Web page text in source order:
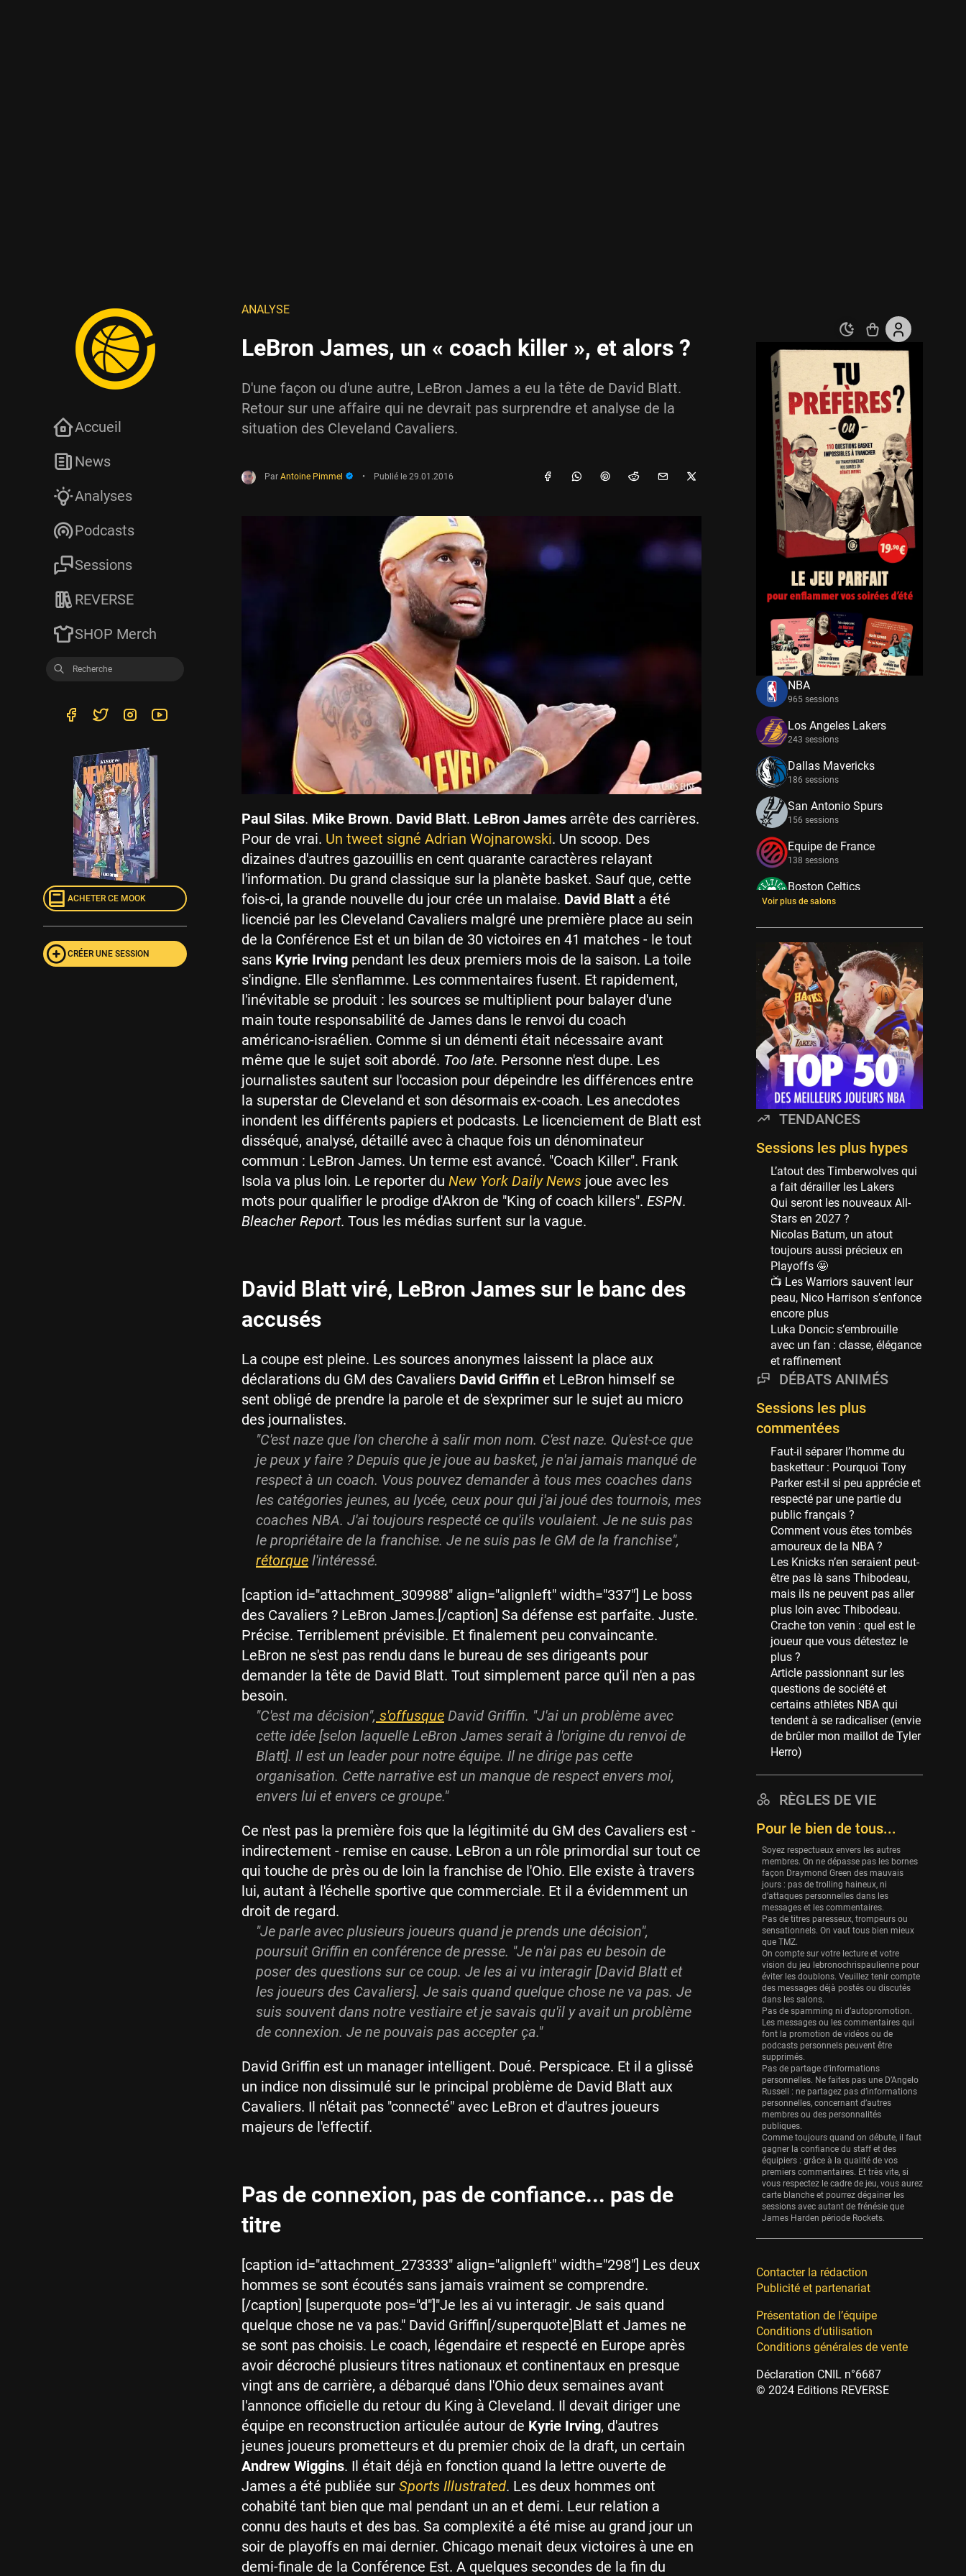
ANALYSE
LeBron James, un « coach killer », et alors ?
D'une façon ou d'une autre, LeBron James a eu la tête de David Blatt.
Retour sur une affaire qui ne devrait pas surprendre et analyse de la
situation des Cleveland Cavaliers.
Par Antoine Pimmel • Publié le 29.01.2016
Paul Silas. Mike Brown. David Blatt. LeBron James arrête des carrières.
Pour de vrai. Un tweet signé Adrian Wojnarowski. Un scoop. Des
dizaines d'autres gazouillis en cent quarante caractères relayant
l'information. Du grand classique sur la planète basket. Sauf que, cette
fois-ci, la grande nouvelle du jour crée un malaise. David Blatt a été
licencié par les Cleveland Cavaliers malgré une première place au sein
de la Conférence Est et un bilan de 30 victoires en 41 matches - le tout
sans Kyrie Irving pendant les deux premiers mois de la saison. La toile
s'indigne. Elle s'enflamme. Les commentaires fusent. Et rapidement,
l'inévitable se produit : les sources se multiplient pour balayer d'une
main toute responsabilité de James dans le renvoi du coach
américano-israélien. Comme si un démenti était nécessaire avant
même que le sujet soit abordé. Too late. Personne n'est dupe. Les
journalistes sautent sur l'occasion pour dépeindre les différences entre
la superstar de Cleveland et son désormais ex-coach. Les anecdotes
inondent les différents papiers et podcasts. Le licenciement de Blatt est
disséqué, analysé, détaillé avec à chaque fois un dénominateur
commun : LeBron James. Un terme est avancé. "Coach Killer". Frank
Isola va plus loin. Le reporter du New York Daily News joue avec les
mots pour qualifier le prodige d'Akron de "King of coach killers". ESPN.
Bleacher Report. Tous les médias surfent sur la vague.
David Blatt viré, LeBron James sur le banc des
accusés
La coupe est pleine. Les sources anonymes laissent la place aux
déclarations du GM des Cavaliers David Griffin et LeBron himself se
sent obligé de prendre la parole et de s'exprimer sur le sujet au micro
des journalistes.
"C'est naze que l'on cherche à salir mon nom. C'est naze. Qu'est-ce que
je peux y faire ? Depuis que je joue au basket, je n'ai jamais manqué de
respect à un coach. Vous pouvez demander à tous mes coaches dans
les catégories jeunes, au lycée, ceux pour qui j'ai joué des tournois, mes
coaches NBA. J'ai toujours respecté ce qu'ils voulaient. Je ne suis pas
le propriétaire de la franchise. Je ne suis pas le GM de la franchise",
rétorque l'intéressé.
[caption id="attachment_309988" align="alignleft" width="337"] Le boss
des Cavaliers ? LeBron James.[/caption] Sa défense est parfaite. Juste.
Précise. Terriblement prévisible. Et finalement peu convaincante.
LeBron ne s'est pas rendu dans le bureau de ses dirigeants pour
demander la tête de David Blatt. Tout simplement parce qu'il n'en a pas
besoin.
"C'est ma décision", s'offusque David Griffin. "J'ai un problème avec
cette idée [selon laquelle LeBron James serait à l'origine du renvoi de
Blatt]. Il est un leader pour notre équipe. Il ne dirige pas cette
organisation. Cette narrative est un manque de respect envers moi,
envers lui et envers ce groupe."
Ce n'est pas la première fois que la légitimité du GM des Cavaliers est -
indirectement - remise en cause. LeBron a un rôle primordial sur tout ce
qui touche de près ou de loin la franchise de l'Ohio. Elle existe à travers
lui, autant à l'échelle sportive que commerciale. Et il a évidemment un
droit de regard.
"Je parle avec plusieurs joueurs quand je prends une décision",
poursuit Griffin en conférence de presse. "Je n'ai pas eu besoin de
poser des questions sur ce coup. Je les ai vu interagir [David Blatt et
les joueurs des Cavaliers]. Je sais quand quelque chose ne va pas. Je
suis souvent dans notre vestiaire et je savais qu'il y avait un problème
de connexion. Je ne pouvais pas accepter ça."
David Griffin est un manager intelligent. Doué. Perspicace. Et il a glissé
un indice non dissimulé sur le principal problème de David Blatt aux
Cavaliers. Il n'était pas "connecté" avec LeBron et d'autres joueurs
majeurs de l'effectif.
Pas de connexion, pas de confiance... pas de
titre
[caption id="attachment_273333" align="alignleft" width="298"] Les deux
hommes se sont écoutés sans jamais vraiment se comprendre.
[/caption] [superquote pos="d"]"Je les ai vu interagir. Je sais quand
quelque chose ne va pas." David Griffin[/superquote]Blatt et James ne
se sont pas choisis. Le coach, légendaire et respecté en Europe après
avoir décroché plusieurs titres nationaux et continentaux en presque
vingt ans de carrière, a débarqué dans l'Ohio deux semaines avant
l'annonce officielle du retour du King à Cleveland. Il devait diriger une
équipe en reconstruction articulée autour de Kyrie Irving, d'autres
jeunes joueurs prometteurs et du premier choix de la draft, un certain
Andrew Wiggins. Il était déjà en fonction quand la lettre ouverte de
James a été publiée sur Sports Illustrated. Les deux hommes ont
cohabité tant bien que mal pendant un an et demi. Leur relation a
connu des hauts et des bas. Sa complexité a été mise au grand jour un
soir de playoffs en mai dernier. Chicago menait deux victoires à une en
demi-finale de la Conférence Est. A quelques secondes de la fin du
Accueil
News
Analyses
Podcasts
Sessions
REVERSE
SHOP Merch
ACHETER CE MOOK
CRÉER UNE SESSION
NBA
965 sessions
Los Angeles Lakers
243 sessions
Dallas Mavericks
186 sessions
San Antonio Spurs
156 sessions
Equipe de France
138 sessions
Boston Celtics
133 sessions
New York Knicks
114 sessions
Minnesota Timberwolves
114 sessions
Golden State Warriors
113 sessions
Denver Nuggets
106 sessions
WNBA
97 sessions
Philadelphia Sixers
89 sessions
Milwaukee Bucks
82 sessions
Hoop Culture
73 sessions
Oklahoma City Thunder
69 sessions
Phoenix Suns
69 sessions
Miami Heat
63 sessions
Los Angeles Clippers
61 sessions
Indiana Pacers
53 sessions
New Orleans Pelicans
53 sessions
Jeux Olympiques
52 sessions
Atlanta Hawks
45 sessions
Chicago Bulls
41 sessions
Memphis Grizzlies
39 sessions
Cleveland Cavaliers
Orlando Magic
36 sessions
Euroleague
34 sessions
Charlotte Hornets
31 sessions
Washington Wizards
29 sessions
Portland Trail Blazers
27 sessions
Eurobasket
25 sessions
Detroit Pistons
25 sessions
Brooklyn Nets
24 sessions
Sacramento Kings
24 sessions
Utah Jazz
22 sessions
Toronto Raptors
18 sessions
REVERSE
11 sessions
Bleues
Voir plus de salons
TENDANCES
Sessions les plus hypes
L’atout des Timberwolves qui
a fait dérailler les Lakers
Qui seront les nouveaux All-
Stars en 2027 ?
Nicolas Batum, un atout
toujours aussi précieux en
Playoffs 🤩
📺 Les Warriors sauvent leur
peau, Nico Harrison s’enfonce
encore plus
Luka Doncic s’embrouille
avec un fan : classe, élégance
et raffinement
DÉBATS ANIMÉS
Sessions les plus
commentées
Faut-il séparer l’homme du
basketteur : Pourquoi Tony
Parker est-il si peu apprécie et
respecté par une partie du
public français ?
Comment vous êtes tombés
amoureux de la NBA ?
Les Knicks n’en seraient peut-
être pas là sans Thibodeau,
mais ils ne peuvent pas aller
plus loin avec Thibodeau.
Crache ton venin : quel est le
joueur que vous détestez le
plus ?
Article passionnant sur les
questions de société et
certains athlètes NBA qui
tendent à se radicaliser (envie
de brûler mon maillot de Tyler
Herro)
RÈGLES DE VIE
Pour le bien de tous...
Soyez respectueux envers les autres
membres. On ne dépasse pas les bornes
façon Draymond Green des mauvais
jours : pas de trolling haineux, ni
d’attaques personnelles dans les
messages et les commentaires.
Pas de titres paresseux, trompeurs ou
sensationnels. On vaut tous bien mieux
que TMZ.
On compte sur votre lecture et votre
vision du jeu lebronochrispaulienne pour
éviter les doublons. Veuillez tenir compte
des messages déjà postés ou discutés
dans les salons.
Pas de spamming ni d’autopromotion.
Les messages ou les commentaires qui
font la promotion de vidéos ou de
podcasts personnels peuvent être
supprimés.
Pas de partage d’informations
personnelles. Ne faites pas une D’Angelo
Russell : ne partagez pas d’informations
personnelles, concernant d’autres
membres ou des personnalités
publiques.
Comme toujours quand on débute, il faut
gagner la confiance du staff et des
équipiers : grâce à la qualité de vos
premiers commentaires. Et très vite, si
vous respectez le cadre de jeu, vous aurez
carte blanche et pourrez dégainer les
sessions avec autant de frénésie que
James Harden période Rockets.
Contacter la rédaction
Publicité et partenariat
Présentation de l’équipe
Conditions d’utilisation
Conditions générales de vente
Déclaration CNIL n°6687
© 2024 Editions REVERSE